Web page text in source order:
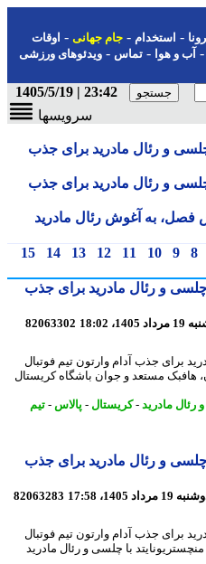
استخدام- جام جهانی-اوقات
و هوا-تماس-ویدئوهای ورزشی
23:42 | 1405/5/19
سرویسها
و رئال مادرید برای جذب
و رئال مادرید برای جذب
به آغوش رئال مادرید
9
10
11
12
13
14
15
و رئال مادرید برای جذب
82063302
جذب آدام وارتون تیم فوتبال
مستعد و جوان باشگاه کریستال
مادرید- کریستال-پالاس-تیم
و رئال مادرید برای جذب
82063283
جذب آدام وارتون تیم فوتبال
با چلسی و رئال مادرید